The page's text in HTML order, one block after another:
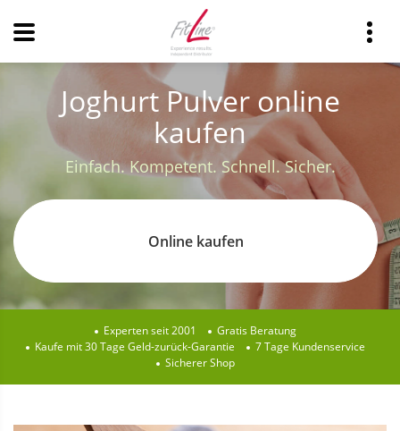
Joghurt Pulver online
kaufen
Einfach. Kompetent. Schnell. Sicher.
Online kaufen
Experten seit 2001
Gratis Beratung
Kaufe mit 30 Tage Geld-zurück-Garantie
7 Tage Kundenservice
Sicherer Shop